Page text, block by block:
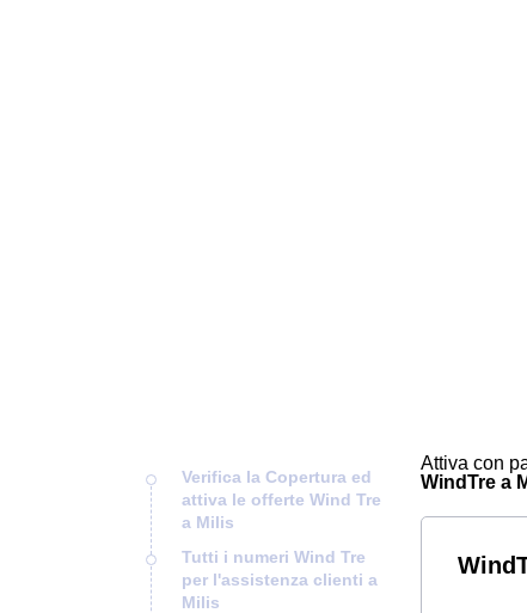
Verifica la Copertura ed
attiva le offerte Wind Tre
a Milis
Tutti i numeri Wind Tre
per l'assistenza clienti a
Milis
Attiva con
WindTre a